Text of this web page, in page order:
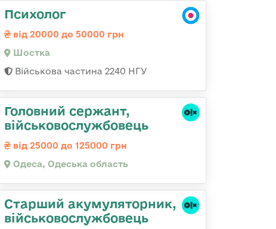
Психолог
від 20000 до 50000 грн
Шостка
Військова частина 2240 НГУ
Головний сержант,
військовослужбовець
від 25000 до 125000 грн
Одеса, Одеська область
Старший акумуляторник,
військовослужбовець